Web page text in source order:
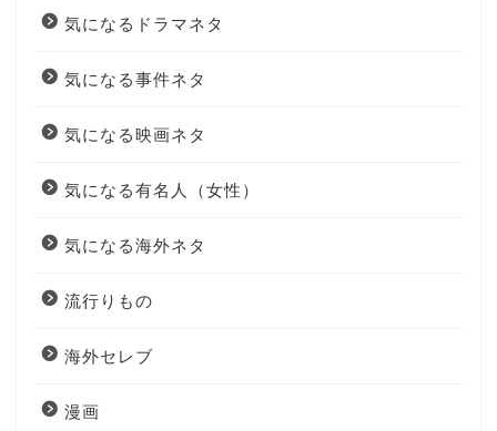
気になるドラマネタ
気になる事件ネタ
気になる映画ネタ
気になる有名人（女性）
気になる海外ネタ
流行りもの
海外セレブ
漫画